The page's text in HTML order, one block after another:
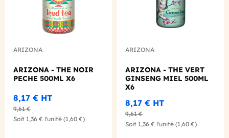
ARIZONA
ARIZONA - THE NOIR
PECHE 500ML X6
8,17 € HT
9,61 €
Soit 1,36 € l'unité (1,60 €)
ARIZONA
ARIZONA - THE VERT
GINSENG MIEL 500ML
X6
8,17 € HT
9,61 €
Soit 1,36 € l'unité (1,60 €)